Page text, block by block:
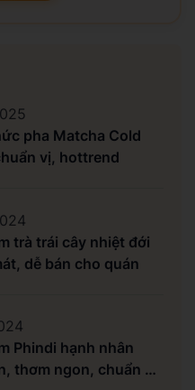
pha Matcha Cold
vị, hottrend
trà trái cây nhiệt đới
dễ bán cho quán
Phindi hạnh nhân
thơm ngon, chuẩn vị